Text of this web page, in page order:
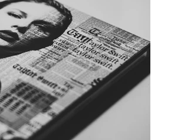
Informes de investigación